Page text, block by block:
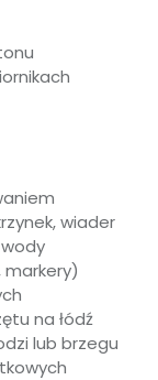
wiader
markery)
na łódź
lub brzegu